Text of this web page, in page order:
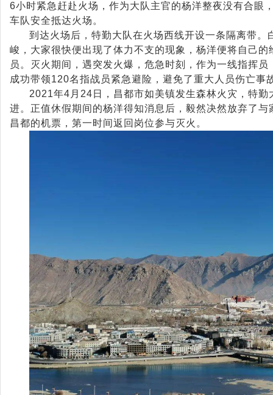
6小时紧急赶赴火场，作为大队主官的杨洋整夜没有合眼
车队安全抵达火场。
到达火场后，特勤大队在火场西线开设一条隔离带。
峻，大家很快便出现了体力不支的现象，杨洋便将自己
员。灭火期间，遇突发火爆，危急时刻，作为一线指挥
成功带领120名指战员紧急避险，避免了重大人员伤亡
2021年4月24日，昌都市如美镇发生森林火灾，特
进。正值休假期间的杨洋得知消息后，毅然决然放弃了
昌都的机票，第一时间返回岗位参与灭火。